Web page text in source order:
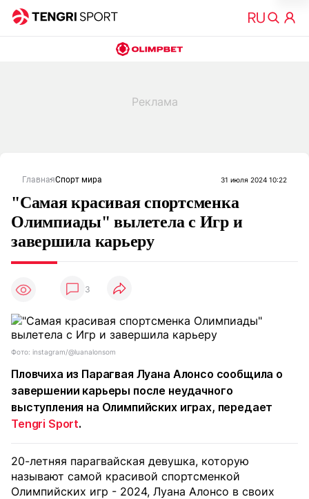
ГлавнаяСпорт мира 31 июля 2024 10:22
"Самая красивая спортсменка
Олимпиады" вылетела с Игр и
завершила карьеру
3
Фото: instagram/@luanalonsom
Пловчиха из Парагвая Луана Алонсо сообщила о
завершении карьеры после неудачного
выступления на Олимпийских играх, передает
Tengri Sport.
20-летняя парагвайская девушка, которую
называют самой красивой спортсменкой
Олимпийских игр - 2024, Луана Алонсо в своих